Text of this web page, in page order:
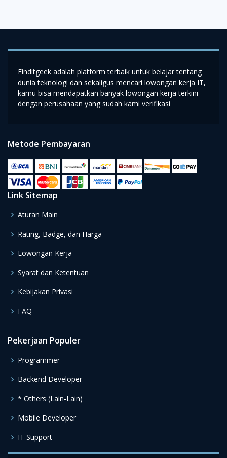
Finditgeek adalah platform terbaik untuk belajar tentang
dunia teknologi dan sekaligus mencari lowongan kerja IT,
kamu bisa mendapatkan banyak lowongan kerja terkini
dengan perusahaan yang sudah kami verifikasi
Metode Pembayaran
Link Sitemap
Aturan Main
Rating, Badge, dan Harga
Lowongan Kerja
Syarat dan Ketentuan
Kebijakan Privasi
FAQ
Pekerjaan Populer
Programmer
Backend Developer
* Others (Lain-Lain)
Mobile Developer
IT Support